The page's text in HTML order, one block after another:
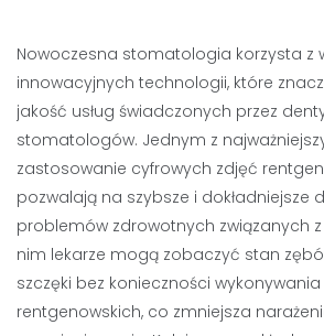
Nowoczesna stomatologia korzysta z
innowacyjnych technologii, które
jakość usług świadczonych przez
stomatologów. Jednym z
zastosowanie cyfrowych zdjęć
pozwalają na szybsze i dokładniejsze
problemów zdrowotnych związanych z
nim lekarze mogą zobaczyć stan
szczęki bez konieczności
rentgenowskich, co zmniejsza